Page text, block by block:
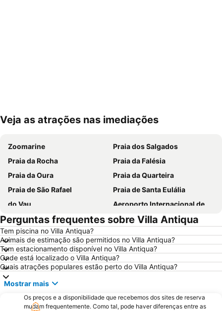
Ampliar mapa
Veja as atrações nas imediações
Zoomarine
Praia dos Salgados
Praia da Rocha
Praia da Falésia
Praia da Oura
Praia da Quarteira
Praia de São Rafael
Praia de Santa Eulália
do Vau
Aeroporto Internacional de Faro - Gago Coutinho
Praia da Galé
slide & splash
Praia dos Pescadores
Vilamoura Marina
Praia da Ilha da Armona
Balaia Golf Village
de Armação de Pera
Meia Praia
De Vilamoura
Olhos de Água
Perguntas frequentes sobre Villa Antiqua
Tem piscina no Villa Antiqua?
Animais de estimação são permitidos no Villa Antiqua?
Tem estacionamento disponível no Villa Antiqua?
Onde está localizado o Villa Antiqua?
Quais atrações populares estão perto do Villa Antiqua?
Mostrar mais
Os preços e a disponibilidade que recebemos dos sites de reserva
mudam frequentemente. Como tal, pode haver diferenças entre as